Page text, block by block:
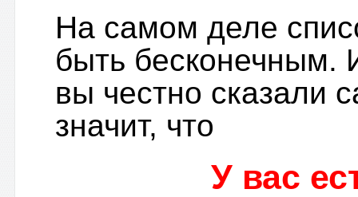
На самом деле
быть бесконечным.
вы честно сказали
значит, что
У вас